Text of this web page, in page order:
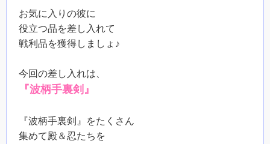
お気に入りの彼に
役立つ品を差し入れて
戦利品を獲得しましょ♪
今回の差し入れは、
『波柄手裏剣』
『波柄手裏剣』をたくさん
集めて殿＆忍たちを